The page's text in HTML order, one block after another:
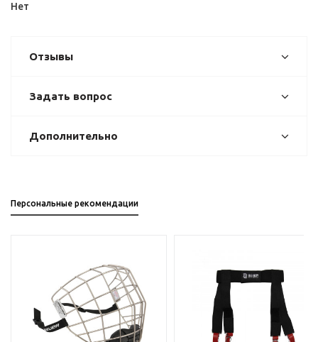
Нет
Отзывы
Задать вопрос
Дополнительно
Персональные рекомендации